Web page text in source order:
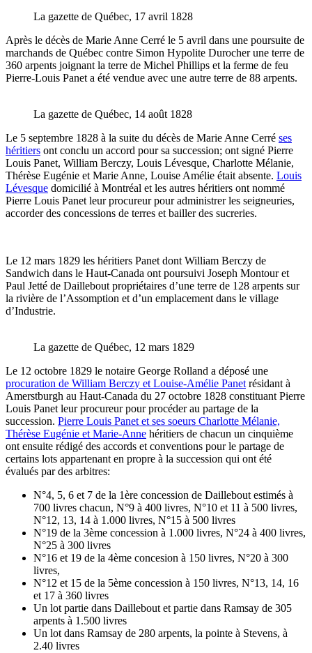
La gazette de Québec, 17 avril 1828
Après le décès de Marie Anne Cerré le 5 avril dans une poursuite de
marchands de Québec contre Simon Hypolite Durocher une terre de
360 arpents joignant la terre de Michel Phillips et la ferme de feu
Pierre-Louis Panet a été vendue avec une autre terre de 88 arpents.
La gazette de Québec, 14 août 1828
Le 5 septembre 1828 à la suite du décès de Marie Anne Cerré ses
héritiers ont conclu un accord pour sa succession; ont signé Pierre
Louis Panet, William Berczy, Louis Lévesque, Charlotte Mélanie,
Thérèse Eugénie et Marie Anne, Louise Amélie était absente. Louis
Lévesque domicilié à Montréal et les autres héritiers ont nommé
Pierre Louis Panet leur procureur pour administrer les seigneuries,
accorder des concessions de terres et bailler des sucreries.
Le 12 mars 1829 les héritiers Panet dont William Berczy de
Sandwich dans le Haut-Canada ont poursuivi Joseph Montour et
Paul Jetté de Daillebout propriétaires d’une terre de 128 arpents sur
la rivière de l’Assomption et d’un emplacement dans le village
d’Industrie.
La gazette de Québec, 12 mars 1829
Le 12 octobre 1829 le notaire George Rolland a déposé une
procuration de William Berczy et Louise-Amélie Panet résidant à
Amerstburgh au Haut-Canada du 27 octobre 1828 constituant Pierre
Louis Panet leur procureur pour procéder au partage de la
succession. Pierre Louis Panet et ses soeurs Charlotte Mélanie,
Thérèse Eugénie et Marie-Anne héritiers de chacun un cinquième
ont ensuite rédigé des accords et conventions pour le partage de
certains lots appartenant en propre à la succession qui ont été
évalués par des arbitres:
N°4, 5, 6 et 7 de la 1ère concession de Daillebout estimés à
700 livres chacun, N°9 à 400 livres, N°10 et 11 à 500 livres,
N°12, 13, 14 à 1.000 livres, N°15 à 500 livres
N°19 de la 3ème concession à 1.000 livres, N°24 à 400 livres,
N°25 à 300 livres
N°16 et 19 de la 4ème concesion à 150 livres, N°20 à 300
livres,
N°12 et 15 de la 5ème concession à 150 livres, N°13, 14, 16
et 17 à 360 livres
Un lot partie dans Daillebout et partie dans Ramsay de 305
arpents à 1.500 livres
Un lot dans Ramsay de 280 arpents, la pointe à Stevens, à
2.40 livres